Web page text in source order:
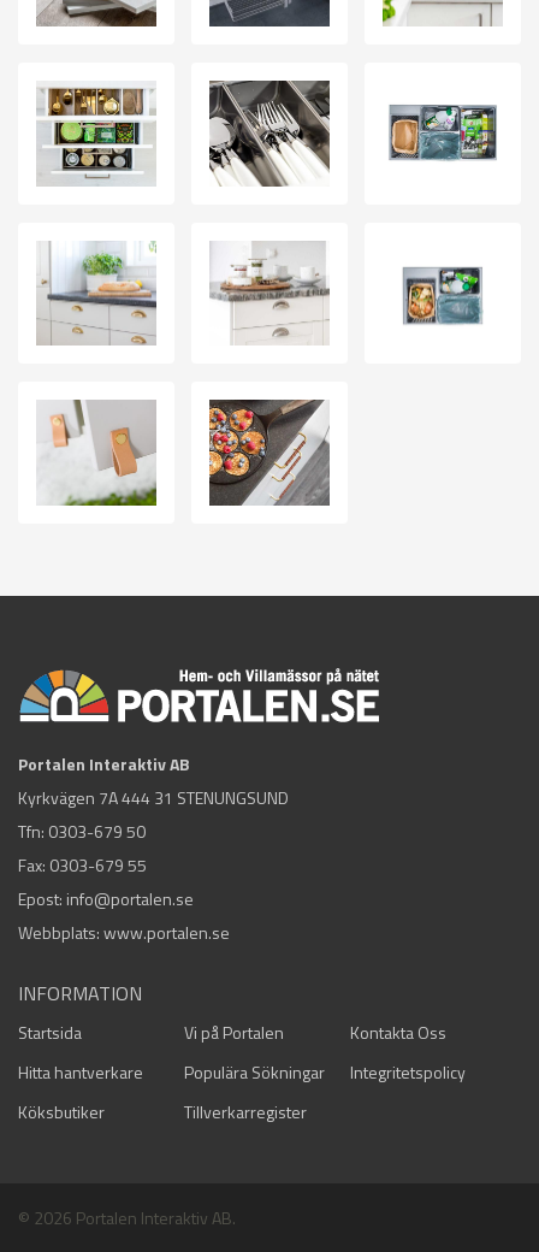
Portalen Interaktiv AB
Kyrkvägen 7A 444 31 STENUNGSUND
Tfn: 0303-679 50
Fax: 0303-679 55
Epost: info@portalen.se
Webbplats: www.portalen.se
INFORMATION
Startsida Vi på Portalen
Kontakta Oss
Hitta hantverkare
Populära Sökningar
Integritetspolicy
Köksbutiker
Tillverkarregister
© 2026 Portalen Interaktiv AB.